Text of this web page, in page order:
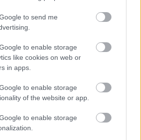
to send me
to enable storage
like cookies on web or
in apps.
to enable storage
of the website or app.
to enable storage
(lenne) szükség, minta
ahol 22 évi
alapján
biztosítani képes
. Ezt fáradságos munkával lehet
beavatkozással meg lehet
élőlények
a talajban egy lépésben
mesterségesen vegyszerekkel,